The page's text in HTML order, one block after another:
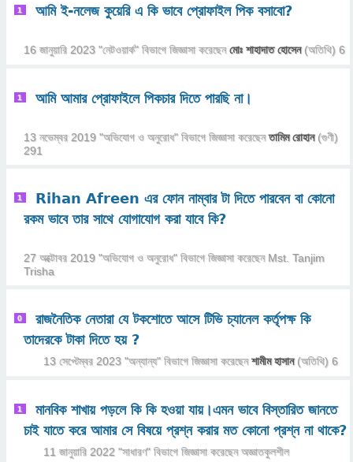
1 আমি ই-নলেজ কুয়েরি এ কি ভাবে প্রোফাইল পিক বসাবো?
16 জানুয়ারি 2023 "নেটওয়ার্ক" বিভাগে জিজ্ঞাসাকরেছেনমোঃ শাহাদাত হোসেন (অতিথি) 6
1 আমি আমার প্রোফাইলে পিকচার দিতে পারছি না।
13 নভেম্বর 2019 "অভিযোগ ও অনুরোধ" বিভাগে জিজ্ঞাসাকরেছেনতামিম রোহান (গুণী)
291
1
Rihan Afreen এর ফোন নাম্বার টা দিতে পারবেন বা কোনো
রকম ভাবে তার সাথে যোগাযোগ করা যাবে কি?
27 অক্টোবর 2019 "অভিযোগ ও অনুরোধ" বিভাগে জিজ্ঞাসাকরেছেন Mst. Tanjim
Trisha
0
রাজনৈতিক নেতারা যে টকশোতে আসে টিভি চ্যানেল কর্তৃপক্ষ কি
তাদেরকে টাকা দিতে হয় ?
13 সেপ্টেম্বর 2023 "অন্যান্য" বিভাগে জিজ্ঞাসাকরেছেনশামীম হাসান (অতিথি) 6
1
মানবিক শাখায় পড়লে কি কি হওয়া যায়।এমন ভাবে বিস্তারিত জানতে
চাই যাতে করে আমার সে বিষয়ে প্রশ্ন করার মত কোনো প্রশ্ন না থাকে?
11 জানুয়ারি 2022 "সাধারণ" বিভাগে জিজ্ঞাসাকরেছেনঅজ্ঞাতকুলশীল